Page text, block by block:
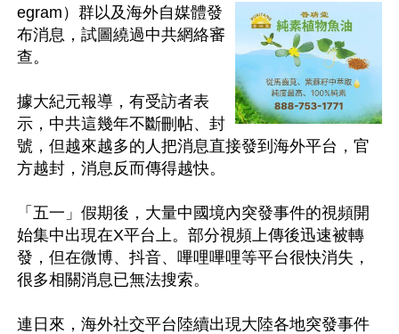
egram）群以及海外自媒體發
布消息，試圖繞過中共網絡審
查。
據大紀元報導，有受訪者表
示，中共這幾年不斷刪帖、封
號，但越來越多的人把消息直接發到海外平台，官
方越封，消息反而傳得越快。
「五一」假期後，大量中國境內突發事件的視頻開
始集中出現在X平台上。部分視頻上傳後迅速被轉
發，但在微博、抖音、嗶哩嗶哩等平台很快消失，
很多相關消息已無法搜索。
連日來，海外社交平台陸續出現大陸各地突發事件